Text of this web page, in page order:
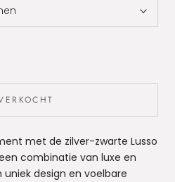
met de zilver-zwarte Lusso
combinatie van luxe en
uniek design en voelbare